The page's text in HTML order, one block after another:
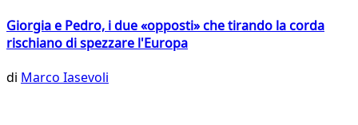
Giorgia e Pedro, i due «opposti» che tirando la corda
rischiano di spezzare l'Europa
di Marco Iasevoli